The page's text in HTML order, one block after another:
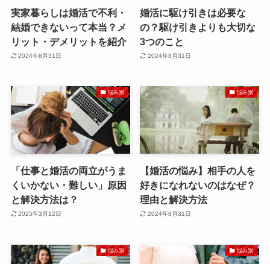
実家暮らしは婚活で不利・
結婚できないって本当？メ
リット・デメリットを紹介
2024年8月31日
婚活に駆け引きは必要な
の？駆け引きよりも大切な
3つのこと
2024年8月31日
悩み別
「仕事と婚活の両立がうま
くいかない・難しい」原因
と解決方法は？
2025年3月12日
悩み別
【婚活の悩み】相手の人を
好きになれないのはなぜ？
理由と解決方法
2024年8月31日
悩み別 悩み別